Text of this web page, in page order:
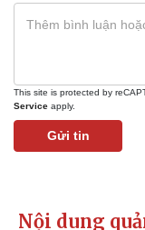
This site is protected by
Service apply.
Gửi tin